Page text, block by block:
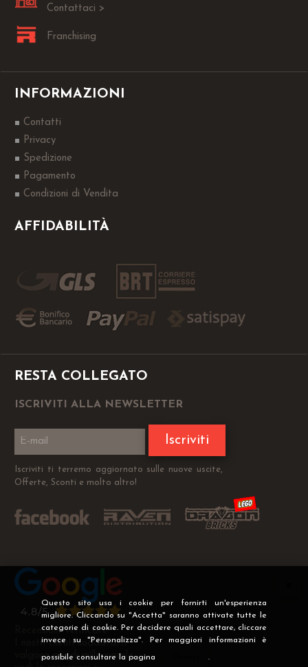
Questo sito usa i cookie per fornirti un'esperienza
migliore. Cliccando su "Accetta" saranno attivate tutte le
categorie di cookie. Per decidere quali accettare, cliccare
invece su "Personalizza". Per maggiori informazioni è
possibile consultare la pagina .
Contattaci >
Franchising
INFORMAZIONI
Contatti
Privacy
Spedizione
Pagamento
Condizioni di Vendita
AFFIDABILITÀ
RESTA COLLEGATO
ISCRIVITI ALLA NEWSLETTER
Iscriviti
Iscriviti ti terremo aggiornato sulle nuove uscite,
Offerte, Sconti e molto altro!
Recensioni Verificate
I nostri clienti soddisfatti
valgono più di mille parole